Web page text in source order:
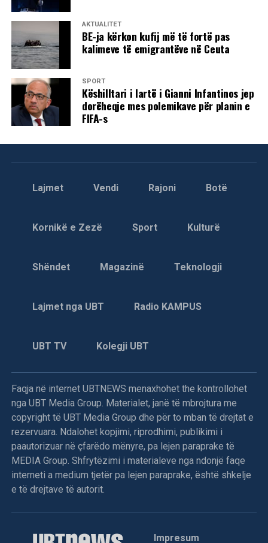
AKTUALITET
BE-ja kërkon kufij më të fortë pas
kalimeve të emigrantëve në Ceuta
SPORT
Këshilltari i lartë i Gianni Infantinos jep
dorëheqje mes polemikave për planin e
FIFA-s
Lajmet Vendi Rajoni Botë
Kornikë e Zezë Sport Kulturë
Shëndet Magazinë Teknologji
Lajmet nga UBT Radio KAMPUS
UBT TV Kolegji UBT
Faqja në internet UBTNEWS menaxhohet the kontrollohet
nga UBT Media Group. Materialet, janë të mbrojtura me
copyright të UBT Media Group dhe për to mban të drejtat e
rezervuara. Ndalohet kopjimi, riprodhimi, publikimi i
paautorizuar në çfarëdo mënyre, pa lejen paraprake të
MEDIA Group. Shfrytëzimi i materialeve nga ndonjë faqe
interneti a medium tjetër pa lejen paraprake, është shkelje
e të drejtave të autorit.
Impresum